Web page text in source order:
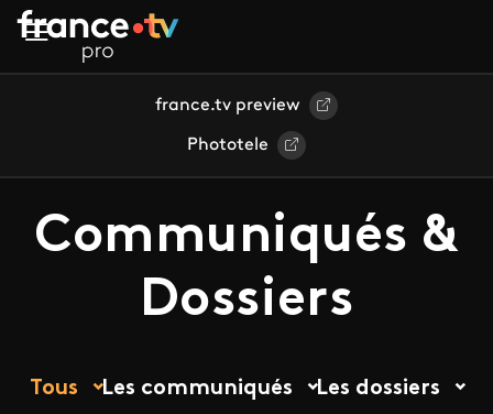
Aller au contenu principal
france.tv preview
Phototele
Communiqués &
Dossiers
Tous Les communiqués Les dossiers